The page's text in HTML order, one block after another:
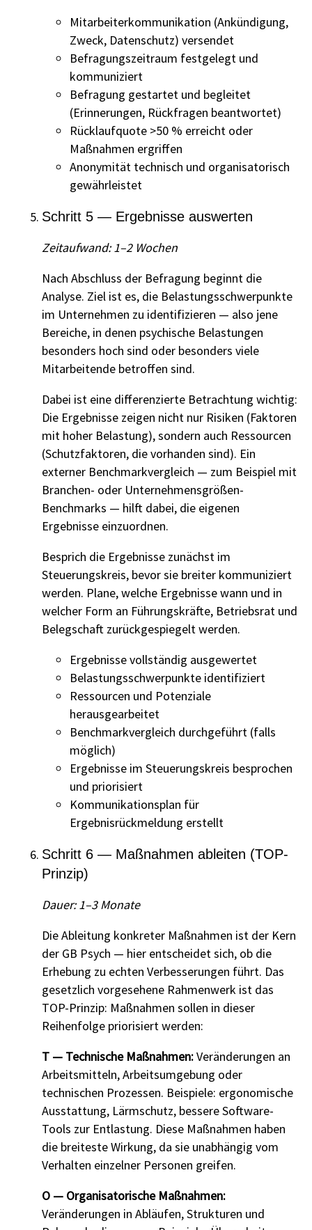
Mitarbeiterkommunikation (Ankündigung,
Zweck, Datenschutz) versendet
Befragungszeitraum festgelegt und
kommuniziert
Befragung gestartet und begleitet
(Erinnerungen, Rückfragen beantwortet)
Rücklaufquote >50 % erreicht oder
Maßnahmen ergriffen
Anonymität technisch und organisatorisch
gewährleistet
Schritt 5 — Ergebnisse auswerten
Zeitaufwand: 1–2 Wochen
Nach Abschluss der Befragung beginnt die
Analyse. Ziel ist es, die Belastungsschwerpunkte
im Unternehmen zu identifizieren — also jene
Bereiche, in denen psychische Belastungen
besonders hoch sind oder besonders viele
Mitarbeitende betroffen sind.
Dabei ist eine differenzierte Betrachtung wichtig:
Die Ergebnisse zeigen nicht nur Risiken (Faktoren
mit hoher Belastung), sondern auch Ressourcen
(Schutzfaktoren, die vorhanden sind). Ein
externer Benchmarkvergleich — zum Beispiel mit
Branchen- oder Unternehmensgrößen-
Benchmarks — hilft dabei, die eigenen
Ergebnisse einzuordnen.
Besprich die Ergebnisse zunächst im
Steuerungskreis, bevor sie breiter kommuniziert
werden. Plane, welche Ergebnisse wann und in
welcher Form an Führungskräfte, Betriebsrat und
Belegschaft zurückgespiegelt werden.
Ergebnisse vollständig ausgewertet
Belastungsschwerpunkte identifiziert
Ressourcen und Potenziale
herausgearbeitet
Benchmarkvergleich durchgeführt (falls
möglich)
Ergebnisse im Steuerungskreis besprochen
und priorisiert
Kommunikationsplan für
Ergebnisrückmeldung erstellt
Schritt 6 — Maßnahmen ableiten (TOP-
Prinzip)
Dauer: 1–3 Monate
Die Ableitung konkreter Maßnahmen ist der Kern
der GB Psych — hier entscheidet sich, ob die
Erhebung zu echten Verbesserungen führt. Das
gesetzlich vorgesehene Rahmenwerk ist das
TOP-Prinzip: Maßnahmen sollen in dieser
Reihenfolge priorisiert werden:
T — Technische Maßnahmen:Veränderungen an
Arbeitsmitteln, Arbeitsumgebung oder
technischen Prozessen. Beispiele: ergonomische
Ausstattung, Lärmschutz, bessere Software-
Tools zur Entlastung. Diese Maßnahmen haben
die breiteste Wirkung, da sie unabhängig vom
Verhalten einzelner Personen greifen.
O — Organisatorische Maßnahmen:
Veränderungen in Abläufen, Strukturen und